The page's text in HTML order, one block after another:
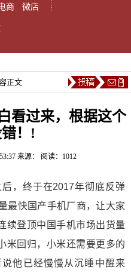
商 微店
正文
看过来，根据这个
！!
来源： 阅读：1012
，终于在2017年彻底反弹
最快国产手机厂商，让大家
续登顶中国手机市场出货量
米回归，小米还需要更多的
他已经慢慢从沉睡中醒来